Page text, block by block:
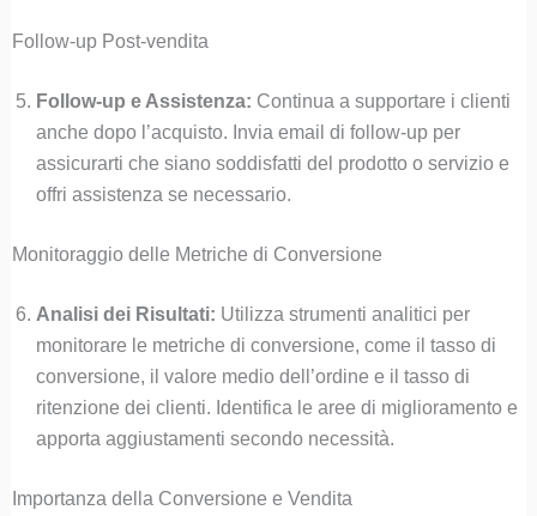
Follow-up Post-vendita
Follow-up e Assistenza: Continua a supportare i clienti
anche dopo l’acquisto. Invia email di follow-up per
assicurarti che siano soddisfatti del prodotto o servizio e
offri assistenza se necessario.
Monitoraggio delle Metriche di Conversione
Analisi dei Risultati: Utilizza strumenti analitici per
monitorare le metriche di conversione, come il tasso di
conversione, il valore medio dell’ordine e il tasso di
ritenzione dei clienti. Identifica le aree di miglioramento e
apporta aggiustamenti secondo necessità.
Importanza della Conversione e Vendita